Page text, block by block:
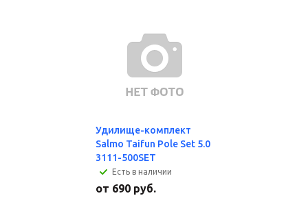
Удилище-комплект
Salmo Taifun Pole Set 5.0
3111-500SET
Есть в наличии
от 690 руб.